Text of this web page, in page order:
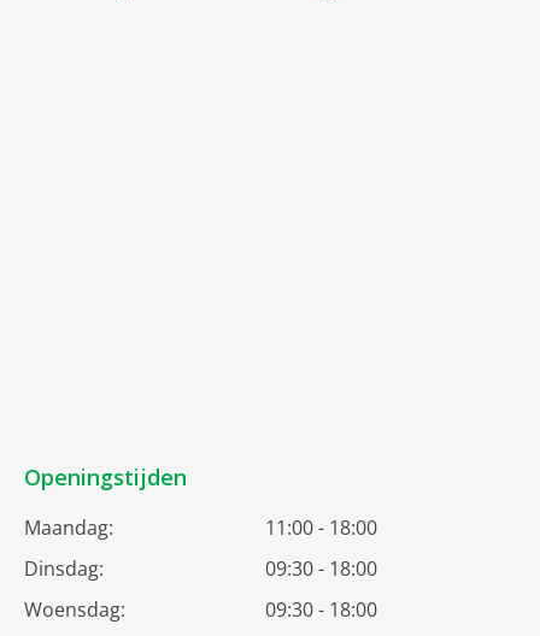
Openingstijden
Maandag:
11:00 - 18:00
Dinsdag:
09:30 - 18:00
Woensdag:
09:30 - 18:00